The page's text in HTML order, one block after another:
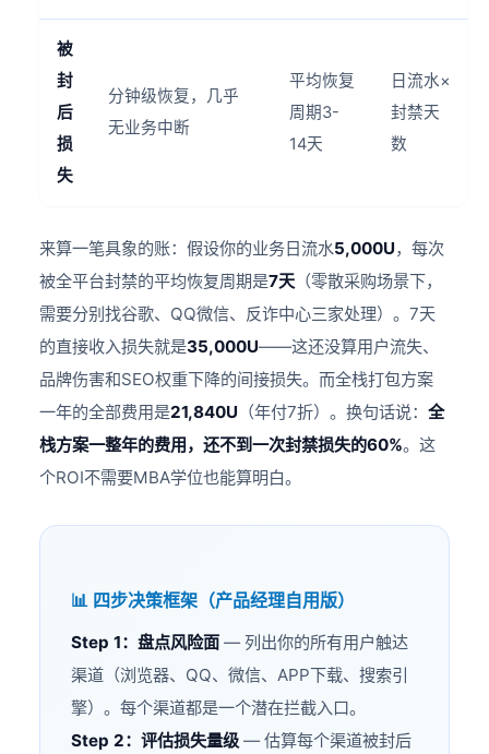
被
封
后
损
失
分钟级恢复，几乎
无业务中断
平均恢复
周期3-
14天
日流水×
封禁天
数
来算一笔具象的账：假设你的业务日流水5,000U，每次
被全平台封禁的平均恢复周期是7天 （零散采购场景下，
需要分别找谷歌、QQ微信、反诈中心三家处理）。7天
的直接收入损失就是35,000U——这还没算用户流失、
品牌伤害和SEO权重下降的间接损失。而全栈打包方案
一年的全部费用是21,840U （年付7折）。换句话说：全
栈方案一整年的费用，还不到一次封禁损失的60%。这
个ROI不需要MBA学位也能算明白。
📊 四步决策框架（产品经理自用版）
Step 1：盘点风险面 — 列出你的所有用户触达
渠道（浏览器、QQ、微信、APP下载、搜索引
擎）。每个渠道都是一个潜在拦截入口。
Step 2：评估损失量级 — 估算每个渠道被封后